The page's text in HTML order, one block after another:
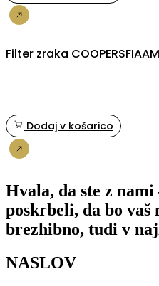
Filter zraka
Dodaj v košarico
Hvala, da ste z
poskrbeli, da bo vaš
brezhibno, tudi v
NASLOV